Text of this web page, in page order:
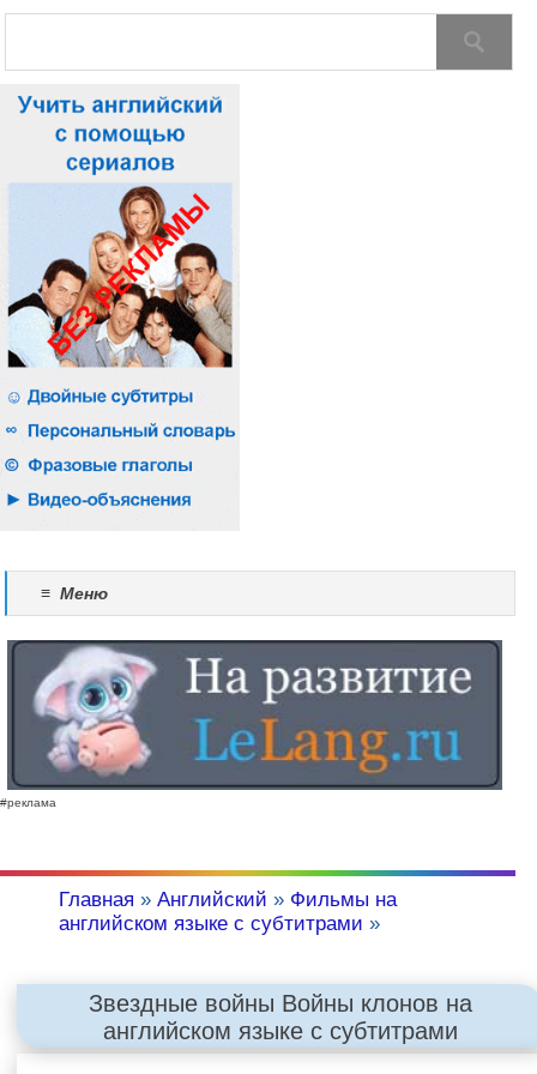
≡ Меню
#реклама
Главная »Английский » Фильмы на
английском языке с субтитрами »
Звездные войны Войны клонов на
английском языке с субтитрами